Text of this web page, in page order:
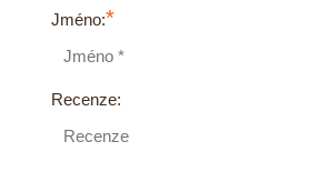
Jméno:*
Recenze: